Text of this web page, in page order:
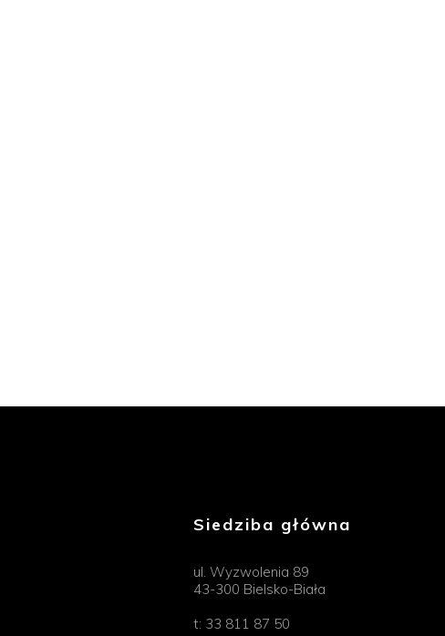
Siedziba główna
ul. Wyzwolenia 89
43-300 Bielsko-Biała
t: 33 811 87 50